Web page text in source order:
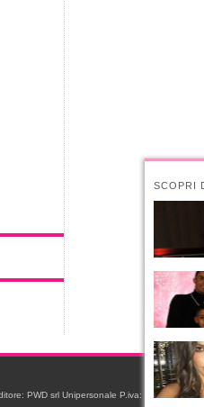
PWD srl Unipersonale P.iva: 06523591219
SCOPRI